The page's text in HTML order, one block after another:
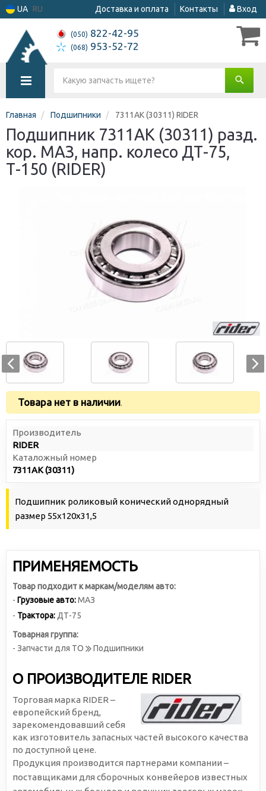
UA RU Доставка и оплата Контакты Вход
(050) 822-42-95
(068) 953-52-72
Главная Подшипники 7311АК (30311) RIDER
Подшипник 7311АК (30311) разд.
кор. МАЗ, напр. колесо ДТ-75,
Т-150 (RIDER)
Товара нет в наличии.
Производитель
RIDER
Каталожный номер
7311АК (30311)
Подшипник роликовый конический однорядный
размер 55х120х31,5
ПРИМЕНЯЕМОСТЬ
Товар подходит к маркам/моделям авто:
- Грузовые авто:МАЗ
- Трактора: ДТ-75
Товарная группа:
- Запчасти для ТО
Подшипники
О ПРОИЗВОДИТЕЛЕ RIDER
Торговая марка RIDER –
европейский бренд,
зарекомендовавший себя
как изготовитель запасных частей высокого качества
по доступной цене.
Продукция производится партнерами компании –
поставщиками для сборочных конвейеров известных